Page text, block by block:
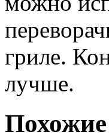
гриле.
лучше.
Похожие